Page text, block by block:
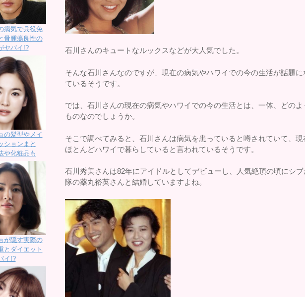
石川さんのキュートなルックスなどが大人気でした。
そんな石川さんなのですが、現在の病気やハワイでの今の生活が話題に
ているそうです。
では、石川さんの現在の病気やハワイでの今の生活とは、一体、どのよ
ものなのでしょうか。
そこで調べてみると、石川さんは病気を患っていると噂されていて、現
ほとんどハワイで暮らしていると言われているそうです。
石川秀美さんは82年にアイドルとしてデビューし、人気絶頂の頃にシ
隊の薬丸裕英さんと結婚していますよね。
病気で兵役免
骨腫瘍良性の
ヤバイ!?
の髪型やメイ
ションまと
や化粧品も
が隠す実際の
とダイエット
イ!?